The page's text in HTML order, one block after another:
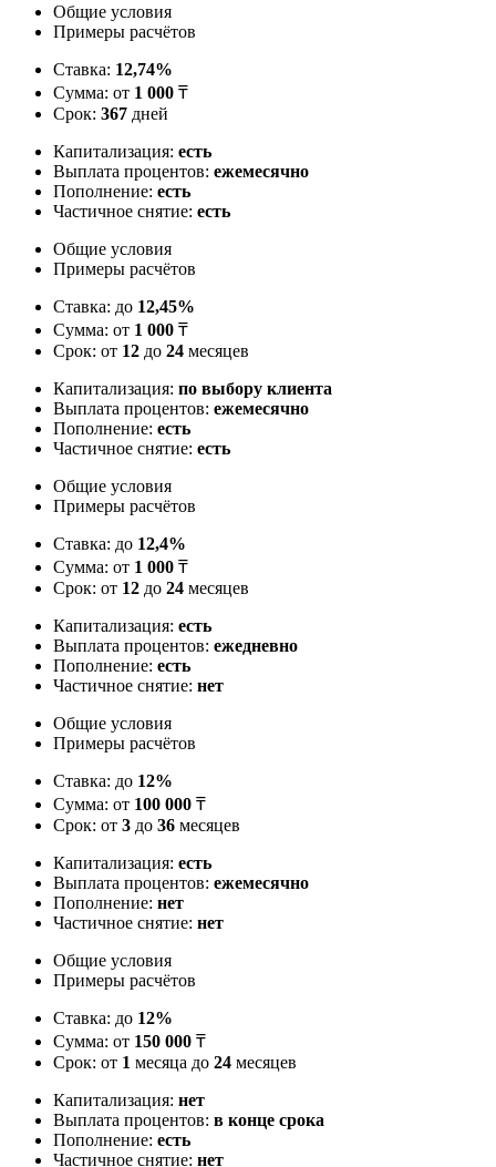
Общие условия
Примеры расчётов
Ставка: 12,74%
Сумма: от 1 000 ₸
Срок: 367 дней
Капитализация: есть
Выплата процентов: ежемесячно
Пополнение: есть
Частичное снятие: есть
Общие условия
Примеры расчётов
Ставка: до 12,45%
Сумма: от 1 000 ₸
Срок: от 12 до 24 месяцев
Капитализация: по выбору клиента
Выплата процентов: ежемесячно
Пополнение: есть
Частичное снятие: есть
Общие условия
Примеры расчётов
Ставка: до 12,4%
Сумма: от 1 000 ₸
Срок: от 12 до 24 месяцев
Капитализация: есть
Выплата процентов: ежедневно
Пополнение: есть
Частичное снятие: нет
Общие условия
Примеры расчётов
Ставка: до 12%
Сумма: от 100 000 ₸
Срок: от 3 до 36 месяцев
Капитализация: есть
Выплата процентов: ежемесячно
Пополнение: нет
Частичное снятие: нет
Общие условия
Примеры расчётов
Ставка: до 12%
Сумма: от 150 000 ₸
Срок: от 1 месяца до 24 месяцев
Капитализация: нет
Выплата процентов: в конце срока
Пополнение: есть
Частичное снятие: нет